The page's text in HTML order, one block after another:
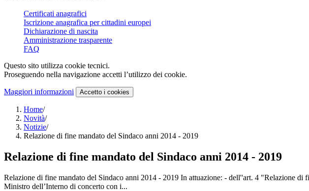
Certificati anagrafici
Iscrizione anagrafica per cittadini europei
Dichiarazione di nascita
Amministrazione trasparente
FAQ
Questo sito utilizza cookie tecnici.
Proseguendo nella navigazione accetti l’utilizzo dei cookie.
Maggiori informazioni Accetto i cookies
Home/
Novità/
Notizie/
Relazione di fine mandato del Sindaco anni 2014 - 2019
Relazione di fine mandato del Sindaco anni 2014 - 2019
Relazione di fine mandato del Sindaco anni 2014 - 2019 In attuazione: - dell''art. 4 "Relazione
Ministro dell’Interno di concerto con i...